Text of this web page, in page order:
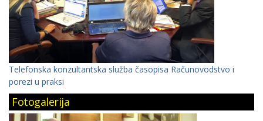
Telefonska konzultantska služba časopisa Računovodstvo i
porezi u praksi
Fotogalerija